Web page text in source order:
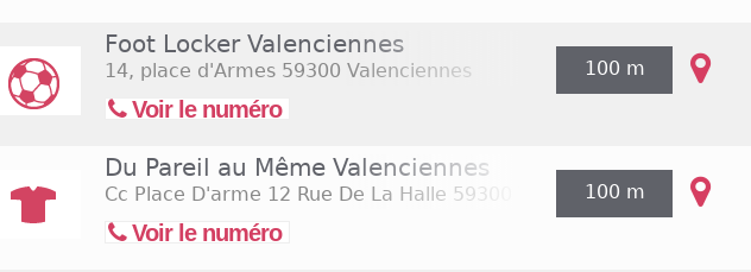
ville comme Tati, Intersport ou encore Mango. Ces boutiques sont d'une façon
générale ouvertes du lundi au samedi, à des horaires classiques soit de 10h à
19h. Concernant les enseignes alimentaires sont présentes Monoprix, Simply
Market ou encore Lidl. A titre d'exemple, le supermarché Carrefour Market est
Foot Locker Valenciennes
14, place d'Armes 59300 Valenciennes
Voir le numéro
100 m
Du Pareil au Même Valenciennes
Cc Place D'arme 12 Rue De La Halle 59300 Valenciennes
Voir le numéro
100 m